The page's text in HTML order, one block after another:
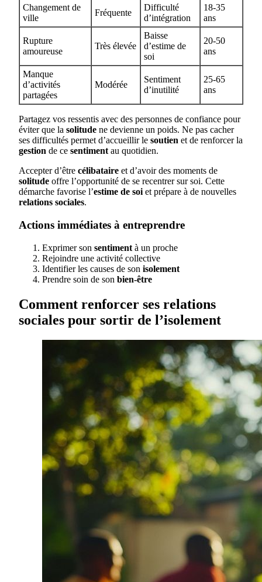
Changement de
ville
Fréquente
Difficulté
d’intégration
18-35
ans
Rupture
amoureuse
Très élevée
Baisse
d’estime de
soi
20-50
ans
Manque
d’activités
partagées
Modérée
Sentiment
d’inutilité
25-65
ans
Partagez vos ressentis avec des personnes de confiance pour
éviter que la solitude ne devienne un poids. Ne pas cacher
ses difficultés permet d’accueillir le soutien et de renforcer la
gestion de ce sentimentau quotidien.
Accepter d’être célibataire et d’avoir des moments de
solitude offre l’opportunité de se recentrer sur soi. Cette
démarche favorise l’estime de soiet prépare à de nouvelles
relations sociales.
Actions immédiates à entreprendre
Exprimer son sentiment à un proche
Rejoindre une activité collective
Identifier les causes de son isolement
Prendre soin de son bien-être
Comment renforcer ses relations
sociales pour sortir de l’isolement